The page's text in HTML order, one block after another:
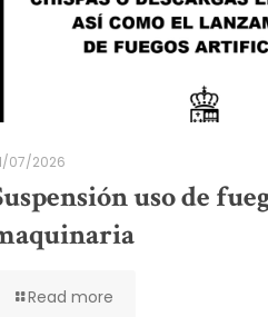
07/2026
uso de
Read more